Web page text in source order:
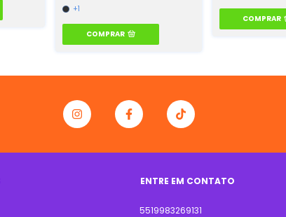
+1
COMPRAR
COMPRAR
ENTRE EM CONTATO
5519983269131